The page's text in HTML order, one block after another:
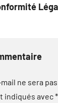
ne sera
indiqués avec*